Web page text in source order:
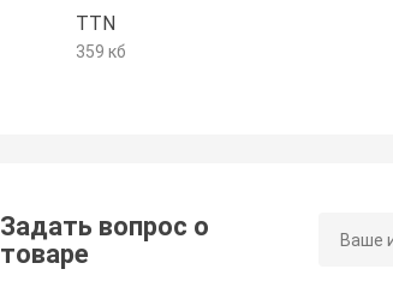
TTN
359 кб
Задать вопрос о
товаре